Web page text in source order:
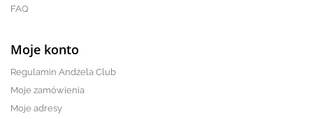
FAQ
Moje konto
Regulamin Andżela Club
Moje zamówienia
Moje adresy